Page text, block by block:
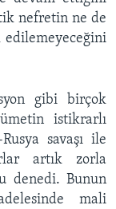
nefretin ne de
gibi birçok
istikrarlı
savaşı ile
artık zorla
denedi. Bunun
mali